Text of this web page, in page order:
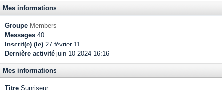
Mes informations
Groupe Members
Messages 40
Inscrit(e) (le) 27-février 11
Dernière activité juin 10 2024 16:16
Mes informations
Titre Sunriseur